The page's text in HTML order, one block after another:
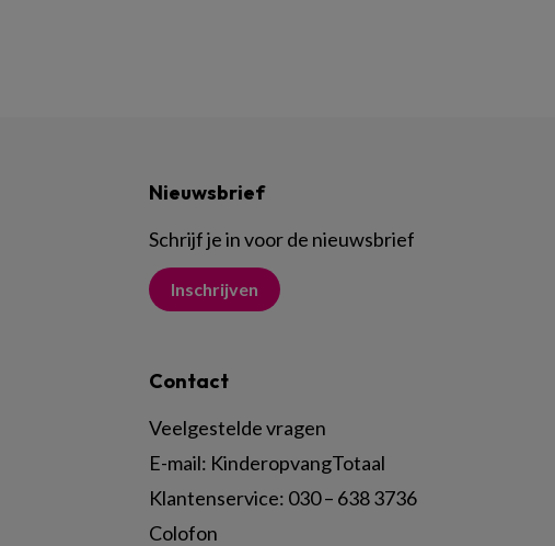
Nieuwsbrief
Schrijf je in voor de nieuwsbrief
Inschrijven
Contact
Veelgestelde vragen
E-mail: KinderopvangTotaal
Klantenservice: 030 – 638 3736
Colofon